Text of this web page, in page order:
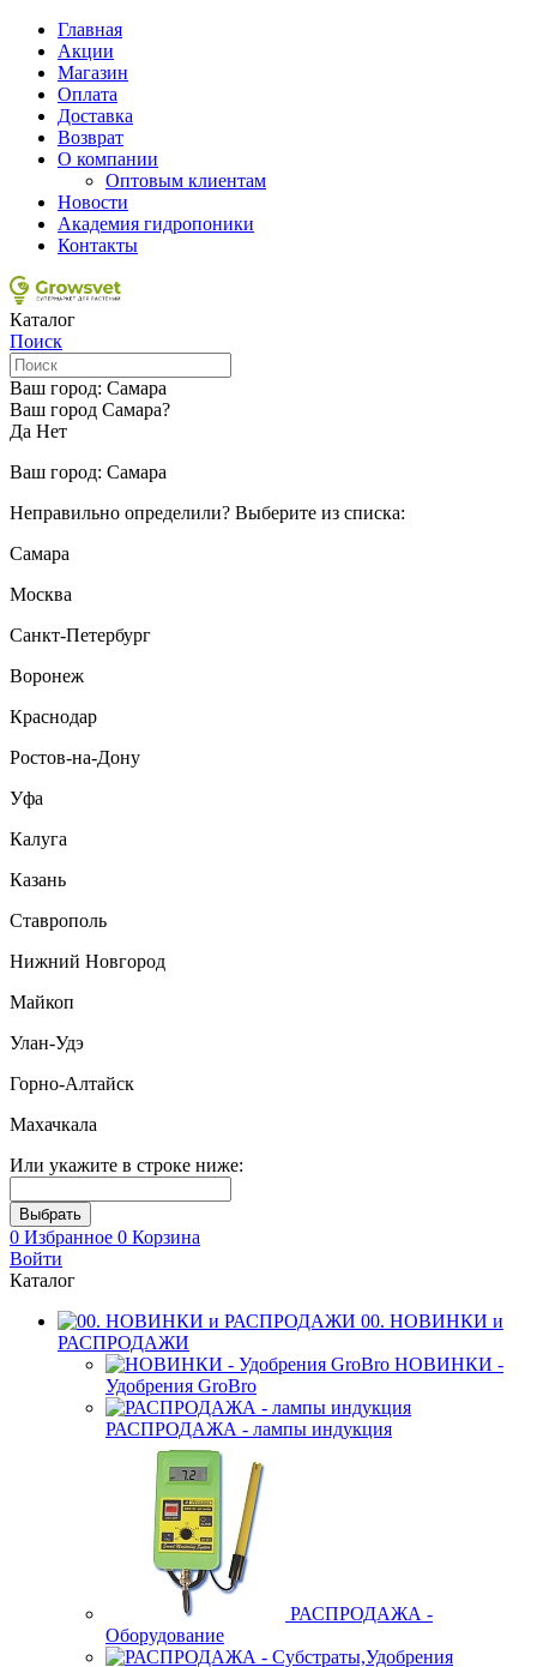
Главная
Акции
Магазин
Оплата
Доставка
Возврат
О компании
Оптовым клиентам
Новости
Академия гидропоники
Контакты
Каталог
Поиск
Ваш город: Самара
Ваш город Самара?
Да Нет
Ваш город: Самара
Неправильно определили? Выберите из списка:
Самара
Москва
Санкт-Петербург
Воронеж
Краснодар
Ростов-на-Дону
Уфа
Калуга
Казань
Ставрополь
Нижний Новгород
Майкоп
Улан-Удэ
Горно-Алтайск
Махачкала
Или укажите в строке ниже:
0 Избранное 0 Корзина
Войти
Каталог
00. НОВИНКИ и
РАСПРОДАЖИ
НОВИНКИ -
Удобрения GroBro
РАСПРОДАЖА - лампы индукция
РАСПРОДАЖА -
Оборудование